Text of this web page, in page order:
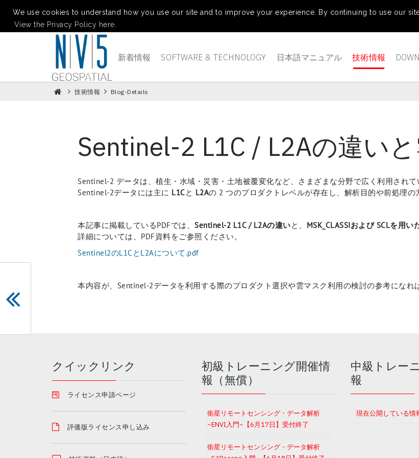
We use cookies to understand how you use our site and to improve your experience. By continuing to use our
View the Privacy Policy here.
新着情報 SOFTWARE & TECHNOLOGY 日本語マニュアル 技術情報
技術情報 Blog-Details
Sentinel-2 L1C / L2Aの違い
Sentinel-2 データは、植生・水域・災害・土地被覆変化など、さまざまな分野で広く利用され
Sentinel-2データには主に L1Cと L2Aの 2 つのプロダクトレベルが存在し、解析目的や前処理の
本記事に掲載しているPDFでは、 Sentinel-2 L1C / L2Aの違いと、 MSK_CLASSIおよび SCLを用
詳細については、PDF資料をご参照ください。
Sentinel2のL1CとL2Aについて.pdf
本内容が、Sentinel-2データを利用する際のプロダクト選択や雲マスク利用の検討の参考になれ
クイックリンク
ライセンス申請ページ
評価版ライセンス申し込み
初級トレーニング開催情
報（無償）
衛星リモートセンシング・データ解析
~ENVI入門~【6月17日】受付終了
衛星リモートセンシング・データ解析
中級トレー
報
現在公開している情